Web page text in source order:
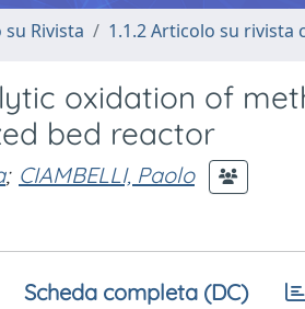
Rivista 1.1.2 Articolo su rivista
oxidation of
bed reactor
; CIAMBELLI, Paolo
Scheda completa (DC)